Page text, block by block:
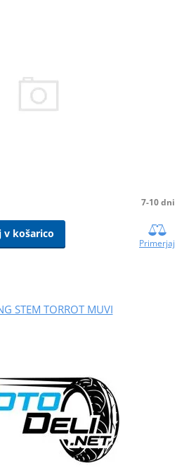
7-10 dni
v košarico
Primerjaj
STEM TORROT MUVI